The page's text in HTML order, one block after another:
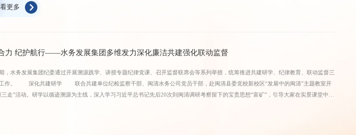
更多
力 纪护航行——水务发展集团多维发力深化廉洁共建强化联动监督
水务发展集团纪委通过开展溯源践学、讲授专题纪律党课、召开监督联席会等系列举措，统筹推进共建研学、纪律教育、联动监督三
作。 深化共建研学 联合共建单位纪检监察干部、闽清水务公司党员干部，赴闽清县委党校新校区“发展中的闽清”主题教室开
三走”活动。研学以循迹溯源为主线，深入学习习近平总书记先后20次到闽清调研考察留下的宝贵思想“富矿”，引导大家在实景课堂中感